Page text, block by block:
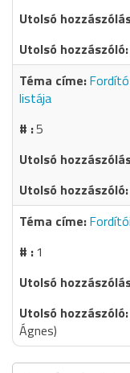
listája
5
1
Ágnes)